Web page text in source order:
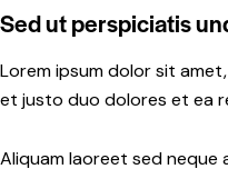
Sed ut perspiciatis
Lorem ipsum dolor sit
et justo duo dolores et ea
Aliquam laoreet sed neque